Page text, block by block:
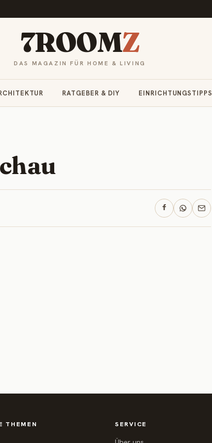
7ROOMZ
DAS MAGAZIN FÜR HOME & LIVING
RATGEBER & DIY EINRICHTUNGSTIPPS
THEMEN SERVICE